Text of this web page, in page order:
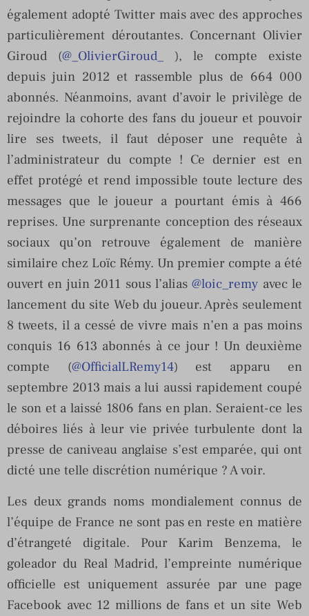
également adopté Twitter mais avec des approches
particulièrement déroutantes. Concernant Olivier
Giroud (@_OlivierGiroud_ ), le compte existe
depuis juin 2012 et rassemble plus de 664 000
abonnés. Néanmoins, avant d’avoir le privilège de
rejoindre la cohorte des fans du joueur et pouvoir
lire ses tweets, il faut déposer une requête à
l’administrateur du compte ! Ce dernier est en
effet protégé et rend impossible toute lecture des
messages que le joueur a pourtant émis à 466
reprises. Une surprenante conception des réseaux
sociaux qu’on retrouve également de manière
similaire chez Loïc Rémy. Un premier compte a été
ouvert en juin 2011 sous l’alias@loic_remy avec le
lancement du site Web du joueur. Après seulement
8 tweets, il a cessé de vivre mais n’en a pas moins
conquis 16 613 abonnés à ce jour ! Un deuxième
compte (@OfficialLRemy14) est apparu en
septembre 2013 mais a lui aussi rapidement coupé
le son et a laissé 1806 fans en plan. Seraient-ce les
déboires liés à leur vie privée turbulente dont la
presse de caniveau anglaise s’est emparée, qui ont
dicté une telle discrétion numérique ? A voir.
Les deux grands noms mondialement connus de
l’équipe de France ne sont pas en reste en matière
d’étrangeté digitale. Pour Karim Benzema, le
goleador du Real Madrid, l’empreinte numérique
officielle est uniquement assurée par une page
Facebook avec 12 millions de fans et un site Web